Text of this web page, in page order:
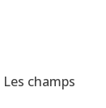
Les champs